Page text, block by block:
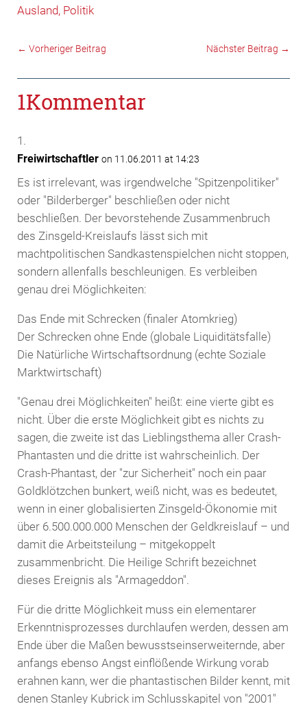
Ausland Politik
← Vorheriger Beitrag Nächster Beitrag →
1Kommentar
Freiwirtschaftler on 11.06.2011 at 14:23
Es ist irrelevant, was irgendwelche "Spitzenpolitiker"
oder "Bilderberger" beschließen oder nicht
beschließen. Der bevorstehende Zusammenbruch
des Zinsgeld-Kreislaufs lässt sich mit
machtpolitischen Sandkastenspielchen nicht stoppen,
sondern allenfalls beschleunigen. Es verbleiben
genau drei Möglichkeiten:
Das Ende mit Schrecken (finaler Atomkrieg)
Der Schrecken ohne Ende (globale Liquiditätsfalle)
Die Natürliche Wirtschaftsordnung (echte Soziale
Marktwirtschaft)
"Genau drei Möglichkeiten" heißt: eine vierte gibt es
nicht. Über die erste Möglichkeit gibt es nichts zu
sagen, die zweite ist das Lieblingsthema aller Crash-
Phantasten und die dritte ist wahrscheinlich. Der
Crash-Phantast, der "zur Sicherheit" noch ein paar
Goldklötzchen bunkert, weiß nicht, was es bedeutet,
wenn in einer globalisierten Zinsgeld-Ökonomie mit
über 6.500.000.000 Menschen der Geldkreislauf – und
damit die Arbeitsteilung – mitgekoppelt
zusammenbricht. Die Heilige Schrift bezeichnet
dieses Ereignis als "Armageddon".
Für die dritte Möglichkeit muss ein elementarer
Erkenntnisprozesses durchlaufen werden, dessen am
Ende über die Maßen bewusstseinserweiternde, aber
anfangs ebenso Angst einflößende Wirkung vorab
erahnen kann, wer die phantastischen Bilder kennt, mit
denen Stanley Kubrick im Schlusskapitel von "2001"